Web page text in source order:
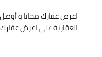
اعرض عقارك مجانا و
العقاريةعلىاعرض